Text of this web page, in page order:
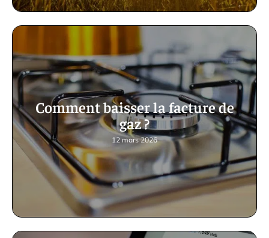
Comment baisser la facture de
gaz ?
12 mars 2026